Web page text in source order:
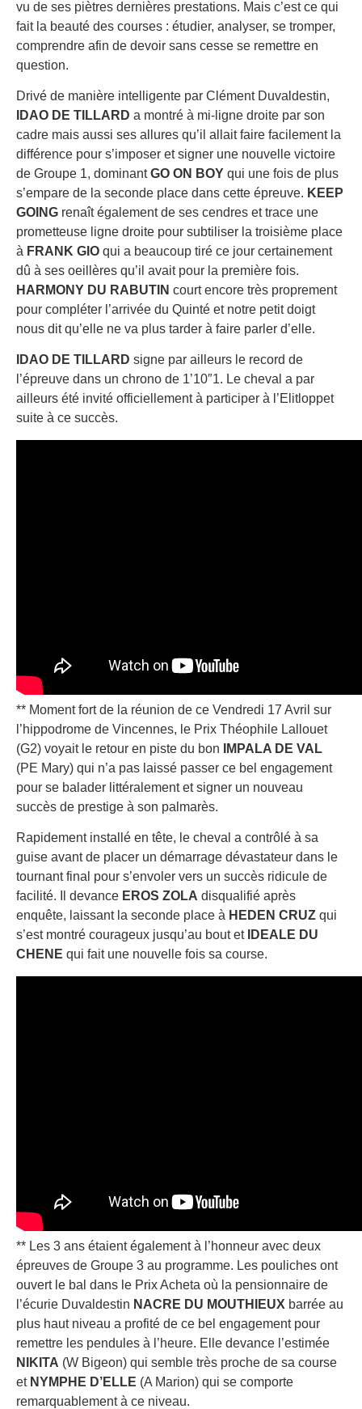
vu de ses piètres dernières prestations. Mais c’est ce qui
fait la beauté des courses : étudier, analyser, se tromper,
comprendre afin de devoir sans cesse se remettre en
question.
Drivé de manière intelligente par Clément Duvaldestin,
IDAO DE TILLARD a montré à mi-ligne droite par son
cadre mais aussi ses allures qu’il allait faire facilement la
différence pour s’imposer et signer une nouvelle victoire
de Groupe 1, dominantGO ON BOY qui une fois de plus
s’empare de la seconde place dans cette épreuve. KEEP
GOING renaît également de ses cendres et trace une
prometteuse ligne droite pour subtiliser la troisième place
à FRANK GIO qui a beaucoup tiré ce jour certainement
dû à ses oeillères qu’il avait pour la première fois.
HARMONY DU RABUTIN court encore très proprement
pour compléter l’arrivée du Quinté et notre petit doigt
nous dit qu’elle ne va plus tarder à faire parler d’elle.
IDAO DE TILLARD signe par ailleurs le record de
l’épreuve dans un chrono de 1’10″1. Le cheval a par
ailleurs été invité officiellement à participer à l’Elitloppet
suite à ce succès.
** Moment fort de la réunion de ce Vendredi 17 Avril sur
l’hippodrome de Vincennes, le Prix Théophile Lallouet
(G2) voyait le retour en piste du bon
IMPALA DE VAL
(PE Mary) qui n’a pas laissé passer ce bel engagement
pour se balader littéralement et signer un nouveau
succès de prestige à son palmarès.
Rapidement installé en tête, le cheval a contrôlé à sa
guise avant de placer un démarrage dévastateur dans le
tournant final pour s’envoler vers un succès ridicule de
facilité. Il devance EROS ZOLA disqualifié après
enquête, laissant la seconde place à HEDEN CRUZ qui
s’est montré courageux jusqu’au bout et IDEALE DU
CHENE qui fait une nouvelle fois sa course.
** Les 3 ans étaient également à l’honneur avec deux
épreuves de Groupe 3 au programme. Les pouliches ont
ouvert le bal dans le Prix Acheta où la pensionnaire de
l’écurie Duvaldestin NACRE DU MOUTHIEUX barrée au
plus haut niveau a profité de ce bel engagement pour
remettre les pendules à l’heure. Elle devance l’estimée
NIKITA (W Bigeon) qui semble très proche de sa course
et NYMPHE D’ELLE (A Marion) qui se comporte
remarquablement à ce niveau.